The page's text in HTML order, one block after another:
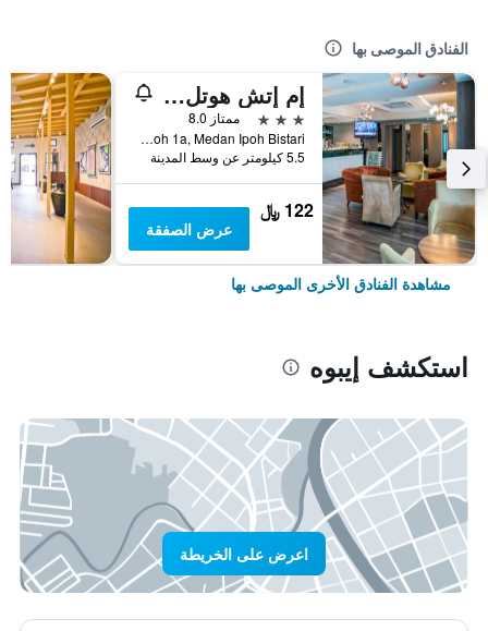
الفنادق الموصى بها
إم إتش هوتل آيبوه
3 نجوم
ممتاز 8.0
Pt212695b, Jalan Medan Ipoh 1a, Medan Ipoh Bistari, إيبوه, ماليزيا
5.5 كيلومتر عن وسط المدينة
122 ﷼
عرض الصفقة
مشاهدة الفنادق الأخرى الموصى بها
استكشف إيبوه
اعرض على الخريطة